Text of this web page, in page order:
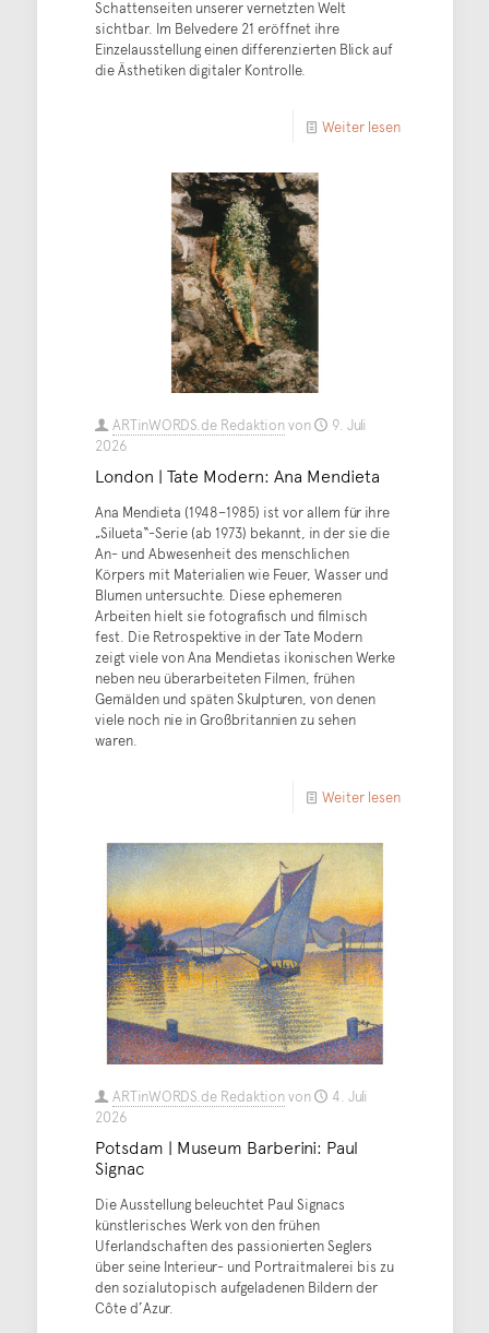
Schattenseiten unserer vernetzten Welt
sichtbar. Im Belvedere 21 eröffnet ihre
Einzelausstellung einen differenzierten Blick auf
die Ästhetiken digitaler Kontrolle.
Weiter lesen
ARTinWORDS.de Redaktionvon
9. Juli
2026
London | Tate Modern: Ana Mendieta
Ana Mendieta (1948–1985) ist vor allem für ihre
„Silueta“-Serie (ab 1973) bekannt, in der sie die
An- und Abwesenheit des menschlichen
Körpers mit Materialien wie Feuer, Wasser und
Blumen untersuchte. Diese ephemeren
Arbeiten hielt sie fotografisch und filmisch
fest. Die Retrospektive in der Tate Modern
zeigt viele von Ana Mendietas ikonischen Werke
neben neu überarbeiteten Filmen, frühen
Gemälden und späten Skulpturen, von denen
viele noch nie in Großbritannien zu sehen
waren.
Weiter lesen
ARTinWORDS.de Redaktionvon
4. Juli
2026
Potsdam | Museum Barberini: Paul
Signac
Die Ausstellung beleuchtet Paul Signacs
künstlerisches Werk von den frühen
Uferlandschaften des passionierten Seglers
über seine Interieur- und Portraitmalerei bis zu
den sozialutopisch aufgeladenen Bildern der
Côte d’Azur.